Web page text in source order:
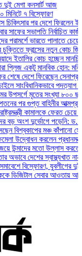
কনসার্ট আজ
৭ বিস্ফোরণ
পর দেশে ফিরলেন ইলিয়াস
সভাপতি নির্বাচিত কাজী
ভারতে পালাতে চেয়েছিলেন
ফ্রান্সের নতুন কোচ জিদান
কোচ হচ্ছেন মানচিনি
একটু মানবিক হোন: মনিরা মিঠু
ফিরেছেন সেনাপ্রধান
পদত্যাগ করতে
মৃতের সংখ্যা ৮০০ ছাড়াল
গুপ্ত বাহিনীর আত্মপ্রকাশ:
কামালকে ফেরত চেয়ে দিল্লিকে
অংশ দুর্ভোগে পড়েনি: ড. মাহ্‌দী
মঞ্চ কাঁপানো সেই সঞ্জয়
করলেন প্রধানমন্ত্রী
মতো উল্লাস করতে হয় না:
দেশের স্বাস্থ্যখাত নানা
বিস্ফোরণ, যুবলীগের দুই
সেবার আওতায় আনতে হবে: